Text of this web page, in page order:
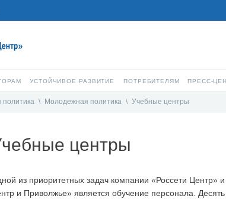
УСТОЙЧИВОЕ РАЗВИТИЕ ПОТРЕБИТЕЛЯМ ПРЕСС-
политика \ Молодежная политика \ Учебные центры
центры
из приоритетных задач компании «Россети Центр»
и Приволжье» является обучение персонала.